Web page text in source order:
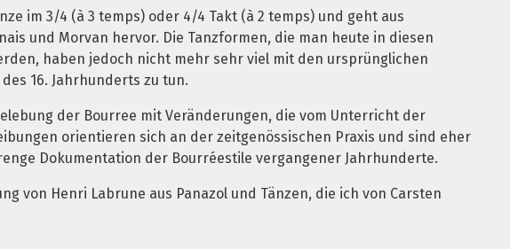
im 3/4 (à 3 temps) oder 4/4 Takt (à 2 temps) und geht aus
und Morvan hervor. Die Tanzformen, die man heute in diesen
haben jedoch nicht mehr sehr viel mit den ursprünglichen
16. Jahrhunderts zu tun.
der Bourree mit Veränderungen, die vom Unterricht der
orientieren sich an der zeitgenössischen Praxis und sind eher
Dokumentation der Bourréestile vergangener Jahrhunderte.
von Henri Labrune aus Panazol und Tänzen, die ich von Carsten